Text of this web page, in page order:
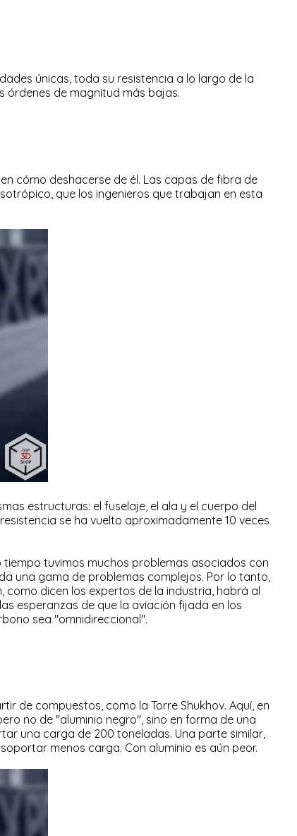
únicas, toda su resistencia a lo largo de la
órdenes de magnitud más bajas.
cómo deshacerse de él. Las capas de fibra de
que los ingenieros que trabajan en esta
estructuras: el fuselaje, el ala y el cuerpo del
se ha vuelto aproximadamente 10 veces
tuvimos muchos problemas asociados con
una gama de problemas complejos. Por lo tanto,
como dicen los expertos de la industria, habrá al
esperanzas de que la aviación fijada en los
sea "omnidireccional".
de compuestos, como la Torre Shukhov. Aquí, en
no de "aluminio negro", sino en forma de una
una carga de 200 toneladas. Una parte similar,
menos carga. Con aluminio es aún peor.